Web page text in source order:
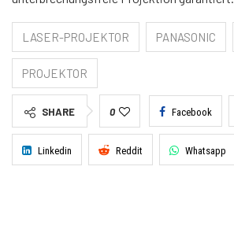
LASER-PROJEKTOR PANASONIC
PROJEKTOR
SHARE 0 Facebook
Linkedin Reddit Whatsapp